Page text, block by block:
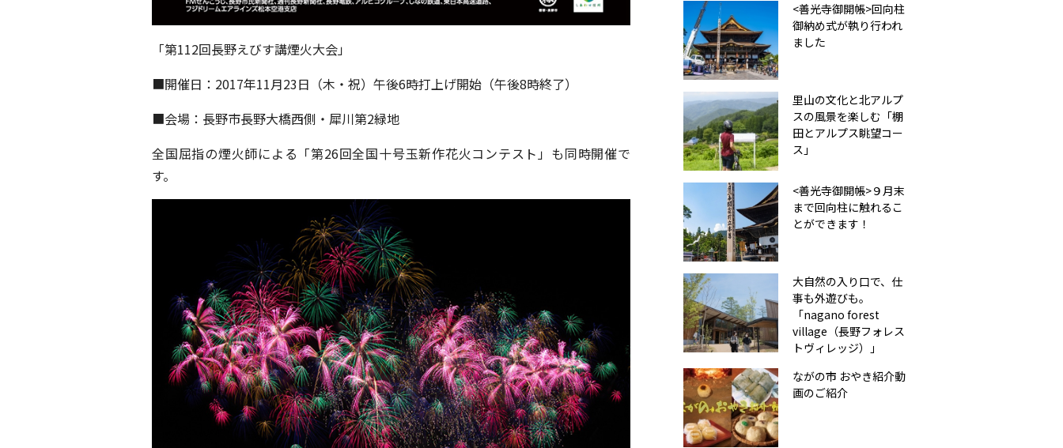
「第112回長野えびす講煙火大会」
■開催日：2017年11月23日（木・祝）午後6時打上げ開始（午後8時終了）
■会場：長野市長野大橋西側・犀川第2緑地
全国屈指の煙火師による「第26回全国十号玉新作花火コンテスト」も同時開催で
す。
<善光寺御開帳>回向柱
御納め式が執り行われ
ました
里山の文化と北アルプ
スの風景を楽しむ「棚
田とアルプス眺望コー
ス」
<善光寺御開帳>９月末
まで回向柱に触れるこ
とができます！
大自然の入り口で、仕
事も外遊びも。
「nagano forest
village（長野フォレス
トヴィレッジ）」
ながの市 おやき紹介動
画のご紹介